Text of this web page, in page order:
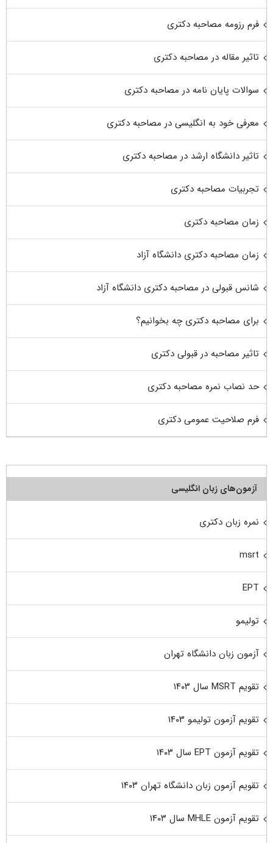
فرم رزومه مصاحبه دکتری
تاثیر مقاله در مصاحبه دکتری
سوالات پایان نامه در مصاحبه دکتری
معرفی خود به انگلیسی در مصاحبه دکتری
تاثیر دانشگاه ارشد در مصاحبه دکتری
تجربیات مصاحبه دکتری
زمان مصاحبه دکتری
زمان مصاحبه دکتری دانشگاه آزاد
شانس قبولی در مصاحبه دکتری دانشگاه آزاد
برای مصاحبه دکتری چه بخوانیم؟
تاثیر مصاحبه در قبولی دکتری
حد نصاب نمره مصاحبه دکتری
فرم صلاحیت عمومی دکتری
آزمون‌های زبان انگلیسی
نمره زبان دکتری
msrt
EPT
تولیمو
آزمون زبان دانشگاه تهران
تقویم MSRT سال ۱۴۰۳
تقویم آزمون تولیمو ۱۴۰۳
تقویم آزمون EPT سال ۱۴۰۳
تقویم آزمون زبان دانشگاه تهران ۱۴۰۳
تقویم آزمون MHLE سال ۱۴۰۳